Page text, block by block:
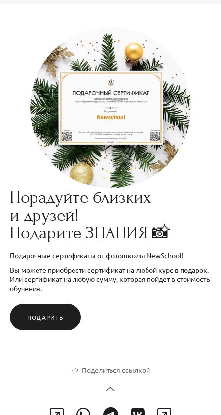
Порадуйте близких
и друзей!
Подарите ЗНАНИЯ 📸
Подарочные сертификаты от фотошколы NewSchool!
Вы можете приобрести сертификат на любой курс в подарок.
Или сертификат на любую сумму, которая пойдёт в стоимость
обучения.
ПОДАРИТЬ
Поделиться ссылкой